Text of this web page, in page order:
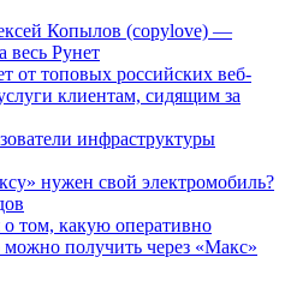
Копылов (copylove) —
весь Рунет
от топовых российских веб-
клиентам, сидящим за
инфраструктуры
нужен свой электромобиль?
том, какую оперативно
получить через «Макс»